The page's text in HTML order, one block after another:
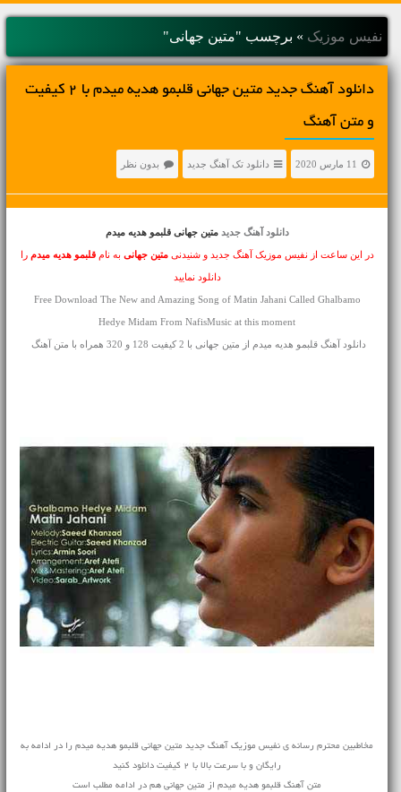
نفیس موزیک » برچسب "متین جهانی"
دانلود آهنگ جديد متین جهانی قلبمو هدیه میدم با 2 کیفیت
و متن آهنگ
11 مارس 2020 دانلود تک آهنگ جدید بدون نظر
دانلود آهنگ جدید متین جهانی قلبمو هدیه میدم
در این ساعت از نفیس موزیک آهنگ جدید و شنیدنیمتین جهانی به نامقلبمو هدیه میدم را
دانلود نمایید
Free Download The New and Amazing Song of Matin Jahani Called Ghalbamo
Hedye Midam From NafisMusic at this moment
دانلود آهنگ قلبمو هدیه میدم از متین جهانی با 2 کیفیت 128 و 320 همراه با متن آهنگ
مخاطبین محترم رسانه ی نفیس موزیک آهنگ جدید متین جهانی قلبمو هدیه میدم را در ادامه به
رایگان و با سرعت بالا با 2 کیفیت دانلود کنید
متن آهنگ قلبمو هدیه میدم از متین جهانی هم در ادامه مطلب است